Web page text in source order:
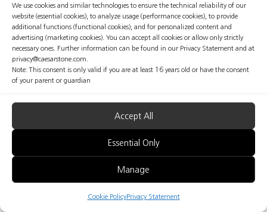
We use cookies and similar technologies to ensure the technical reliability of our
website (essential cookies), to analyze usage (performance cookies), to provide
additional functions (functional cookies), and for personalized content and
advertising (marketing cookies). You can accept all cookies or allow only strictly
necessary ones. Further information can be found in our Privacy Statement and at
privacy@caesarstone.com.
Note: This consent is only valid if you are at least 16 years old or have the consent
of your parent or guardian
Accept All
Essential Only
Manage
Cookie PolicyPrivacy Statement
Política de
Privacidad
Política de
Cookies
Condiciones de
Uso
Manage
Consent
Los contenidos abordados en este sitio web no implican información concluyente disponible en
relación a los problemas profesionales y de salud y seguridad con los que debe estar
respecto a la calidad de las medidas de seguridad presentadas en este sitio web ni a su
suficiencia. Los fabricantes son plenamente responsables de la salud y seguridad de sus
trabajadores. Nada de lo que se incluye en este sitio web puede interpretarse como
asesoramiento profesional, médico, de salud, seguridad o legal de ningún tipo; ni debe
considerarse una interpretación de ninguna ley, reglamento o norma aplicable; tampoco
sustituye la consulta con un profesional de salud y seguridad.
Copyright © Caesarstone 2025 Todos los derechos reservados.